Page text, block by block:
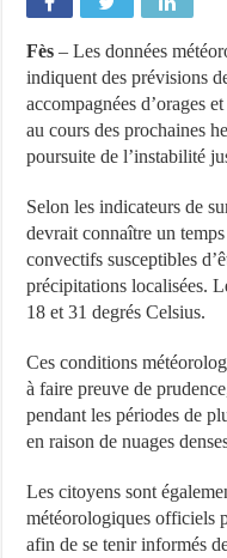
Fès – Les données
indiquent des prévisions
accompagnées d’orages
au cours des prochaines
poursuite de l’instabilité
Selon les indicateurs de
devrait connaître un
convectifs susceptibles
précipitations localisées.
18 et 31 degrés Celsius.
Ces conditions
à faire preuve de
pendant les périodes de
en raison de nuages
Les citoyens sont
météorologiques officiels
afin de se tenir informés